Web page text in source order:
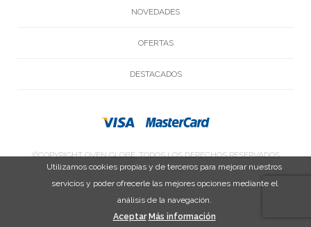
NOVEDADES
OFERTAS
DESTACADOS
©COPYRIGHT OVEN GLOBE. TODOS LOS DERECHOS RESERVADOS
Utilizamos cookies propias y de terceros para mejorar nuestros
servicios y poder ofrecerle las mejores opciones mediante el
análisis de la navegación.
Aceptar Más información